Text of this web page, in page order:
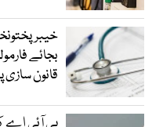
بجائے
قانون سازی